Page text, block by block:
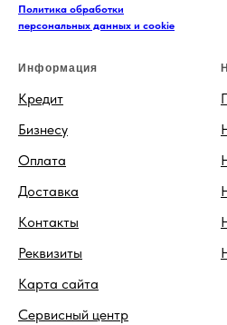
Политика обработки
персональных данных и cookie
Информация
Кредит
Бизнесу
Оплата
Доставка
Контакты
Реквизиты
Карта сайта
Сервисный центр